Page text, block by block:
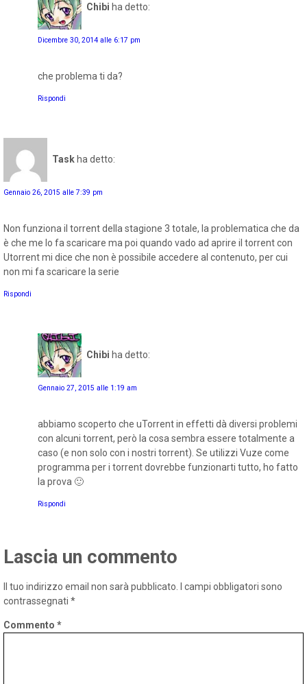
Chibi ha detto:
Dicembre 30, 2014 alle 6:17 pm
che problema ti da?
Rispondi
Task ha detto:
Gennaio 26, 2015 alle 7:39 pm
Non funziona il torrent della stagione 3 totale, la problematica che da
è che me lo fa scaricare ma poi quando vado ad aprire il torrent con
Utorrent mi dice che non è possibile accedere al contenuto, per cui
non mi fa scaricare la serie
Rispondi
Chibi ha detto:
Gennaio 27, 2015 alle 1:19 am
abbiamo scoperto che uTorrent in effetti dà diversi problemi
con alcuni torrent, però la cosa sembra essere totalmente a
caso (e non solo con i nostri torrent). Se utilizzi Vuze come
programma per i torrent dovrebbe funzionarti tutto, ho fatto
la prova 🙂
Rispondi
Lascia un commento
Il tuo indirizzo email non sarà pubblicato.
I campi obbligatori sono
contrassegnati *
Commento *